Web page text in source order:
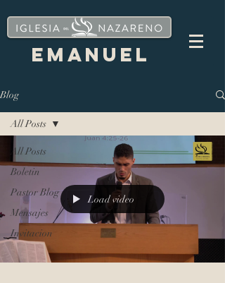
EMANUEL
Blog
All Posts
Boletin
Pastor Blog
Mensajes
Invitacion
All Posts
Load video